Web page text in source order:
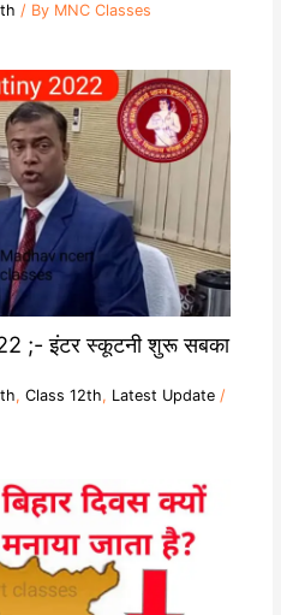
/ By MNC Classes
;- इंटर स्कूटनी शुरू सबका
, Class 12th, Latest Update/